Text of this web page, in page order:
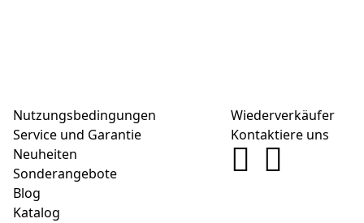
Nutzungsbedingungen
Service und Garantie
Neuheiten
Sonderangebote
Blog
Katalog
Wiederverkäufer
Kontaktiere uns